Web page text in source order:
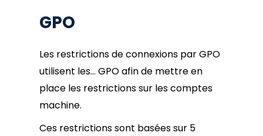
GPO
Les restrictions de connexions par GPO
utilisent les… GPO afin de mettre en
place les restrictions sur les comptes
machine.
Ces restrictions sont basées sur 5